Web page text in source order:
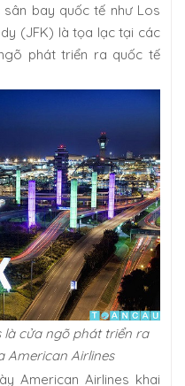
sân bay quốc tế như Los
(JFK) là tọa lạc tại các
phát triển ra quốc tế
là cửa ngõ phát triển ra
American Airlines
American Airlines khai